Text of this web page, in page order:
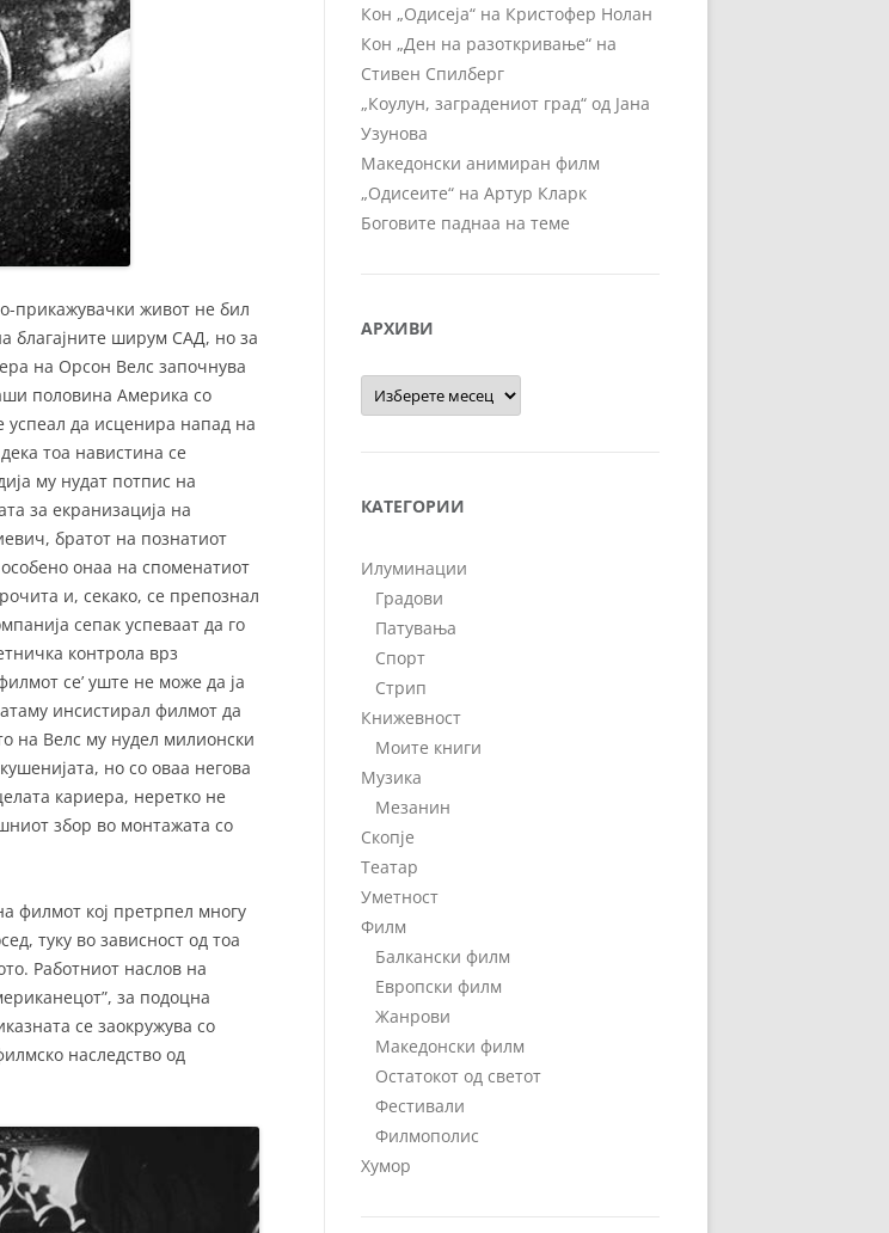
прикажувачки живот не бил
благајните ширум САД, но за
на Орсон Велс започнува
половина Америка со
успеал да исценира напад на
тоа навистина се
му нудат потпис на
за екранизација на
братот на познатиот
онаа на споменатиот
и, секако, се препознал
сепак успеваат да го
контрола врз
се’ уште не може да ја
инсистирал филмот да
на Велс му нудел милионски
но со оваа негова
кариера, неретко не
збор во монтажата со
филмот кој претрпел многу
туку во зависност од тоа
Работниот наслов на
за подоцна
се заокружува со
наследство од
Кон „Одисеја“ на Кристофер Нолан
Кон „Ден на разоткривање“ на
Стивен Спилберг
„Коулун, заградениот град“ од Јана
Узунова
Македонски анимиран филм
„Одисеите“ на Артур Кларк
Боговите паднаа на теме
АРХИВИ
Архиви
КАТЕГОРИИ
Илуминации
Градови
Патувања
Спорт
Стрип
Книжевност
Моите книги
Музика
Мезанин
Скопје
Театар
Уметност
Филм
Балкански филм
Европски филм
Жанрови
Македонски филм
Остатокот од светот
Фестивали
Филмополис
Хумор